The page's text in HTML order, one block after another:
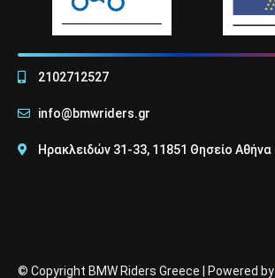
2102712527
info@bmwriders.gr
Ηρακλειδών 31-33, 11851 Θησείο Αθήνα
© Copyright BMW Riders Greece | Powered by